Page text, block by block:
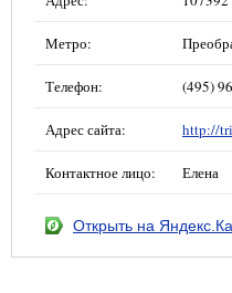
Метро:
Телефон: (495)
Адрес сайта: http://
Контактное лицо: Елена
Открыть на